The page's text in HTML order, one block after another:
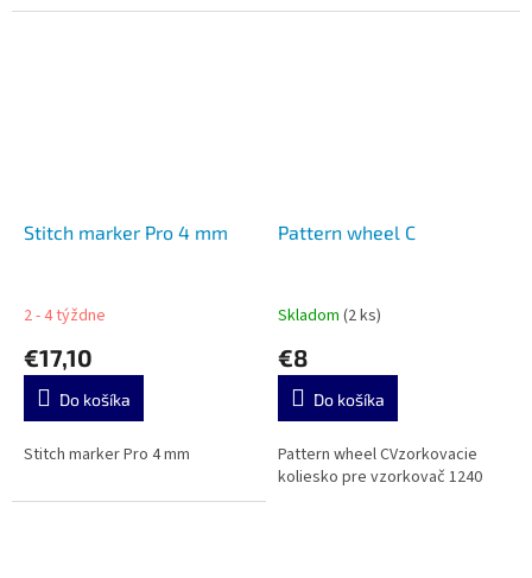
Stitch marker Pro 4 mm
2 - 4 týždne
€17,10
Do košíka
Stitch marker Pro 4 mm
Pattern wheel C
Skladom (2 ks)
€8
Do košíka
Pattern wheel CVzorkovacie
koliesko pre vzorkovač 1240